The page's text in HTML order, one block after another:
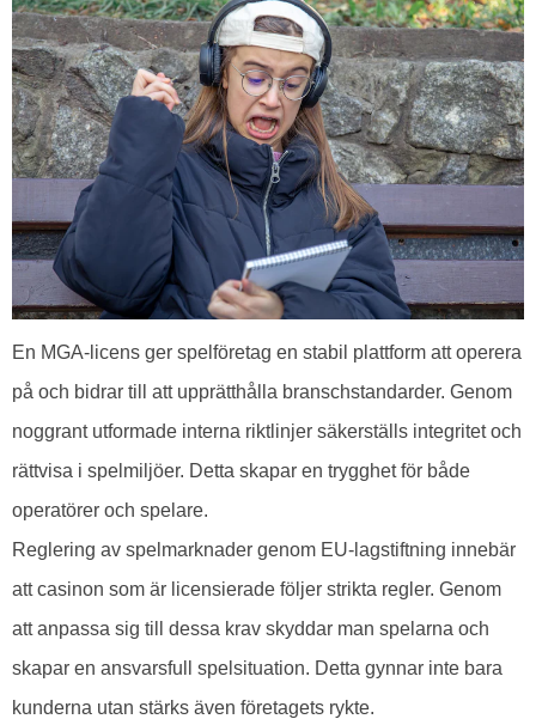
En MGA-licens ger spelföretag en stabil plattform att operera
på och bidrar till att upprätthålla branschstandarder. Genom
noggrant utformade interna riktlinjer säkerställs integritet och
rättvisa i spelmiljöer. Detta skapar en trygghet för både
operatörer och spelare.
Reglering av spelmarknader genom EU-lagstiftning innebär
att casinon som är licensierade följer strikta regler. Genom
att anpassa sig till dessa krav skyddar man spelarna och
skapar en ansvarsfull spelsituation. Detta gynnar inte bara
kunderna utan stärks även företagets rykte.